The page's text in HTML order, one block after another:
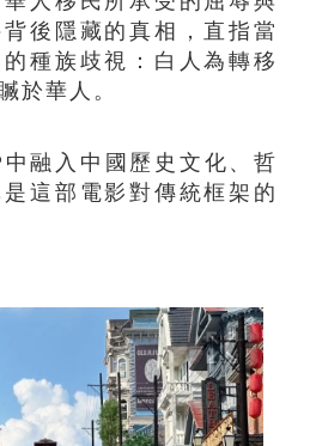
後隱藏的真相，直指當
種族歧視：白人為轉移
於華人。
入中國歷史文化、哲
這部電影對傳統框架的